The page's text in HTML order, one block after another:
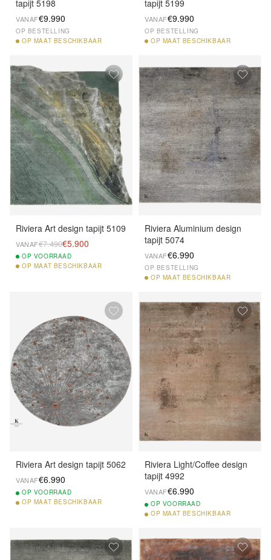
tapijt 5198
VANAF€9.990
OP BESTELLING
OP MAAT BESCHIKBAAR
tapijt 5199
VANAF€9.990
OP BESTELLING
OP MAAT BESCHIKBAAR
Riviera Art design tapijt 5109
VANAF€7.490€5.900
OP VOORRAAD
OP MAAT BESCHIKBAAR
Riviera Aluminium design
tapijt 5074
VANAF€6.990
OP BESTELLING
OP MAAT BESCHIKBAAR
Riviera Art design tapijt 5062
VANAF€6.990
OP VOORRAAD
OP MAAT BESCHIKBAAR
Riviera Light/Coffee design
tapijt 4992
VANAF€6.990
OP VOORRAAD
OP MAAT BESCHIKBAAR